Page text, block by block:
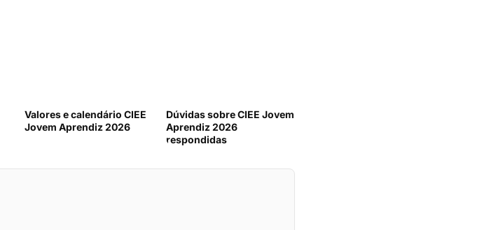
Valores e calendário CIEE
Jovem Aprendiz 2026
Dúvidas sobre CIEE Jovem
Aprendiz 2026
respondidas